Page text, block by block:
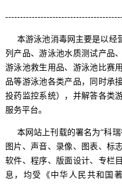
本游泳池消毒网主要是以经
列产品、游泳池水质测试产品
游泳池救生用品、游泳池比赛
品等游泳池各类产品，同时承
投药监控系统），并解答各类
服务平台。
本网站上刊载的署名为“科瑞
图片、声音、录像、图表、标
软件、程序、版面设计、专栏
息，均受《中华人民共和国